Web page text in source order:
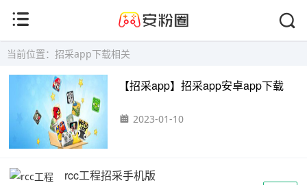
当前位置：招采app下载相关
【招采app】招采app安卓app下载
2023-01-10
rcc工程招采手机版